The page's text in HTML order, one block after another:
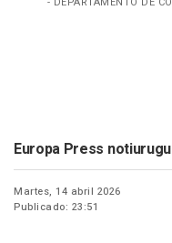
Europa Press
Martes, 14 abril 2026
Publicado: 23:51